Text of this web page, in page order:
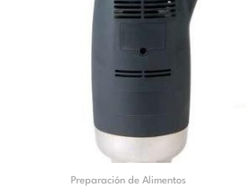
Preparación de Alimentos